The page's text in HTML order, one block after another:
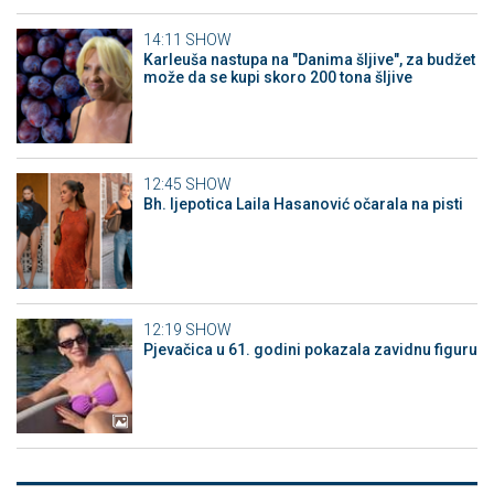
14:11 SHOW
Karleuša nastupa na "Danima šljive", za budžet
može da se kupi skoro 200 tona šljive
12:45 SHOW
Bh. ljepotica Laila Hasanović očarala na pisti
12:19 SHOW
Pjevačica u 61. godini pokazala zavidnu figuru